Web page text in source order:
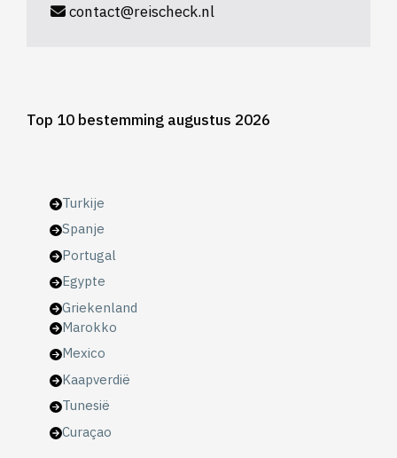
contact@reischeck.nl
Top 10 bestemming augustus 2026
Turkije
Spanje
Portugal
Egypte
Griekenland
Marokko
Mexico
Kaapverdië
Tunesië
Curaçao